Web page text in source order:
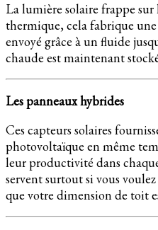
La lumière solaire frappe
thermique, cela fabrique
envoyé grâce à un fluide
chaude est maintenant
Les panneaux hybrides
Ces capteurs solaires
photovoltaïque en même
leur productivité dans
servent surtout si vous
que votre dimension de toit